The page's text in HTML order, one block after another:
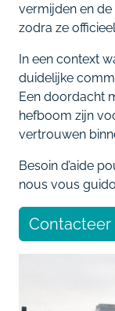
vermijden en
zodra ze
In een context
duidelijke
Een doordacht
hefboom zijn
vertrouwen
Besoin d’aide
nous vous
Contacteer